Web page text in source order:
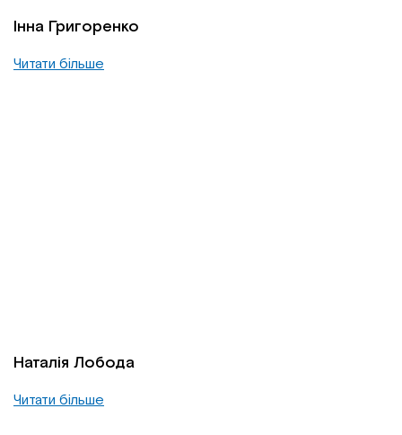
Інна Григоренко
Читати більше
Наталія Лобода
Читати більше